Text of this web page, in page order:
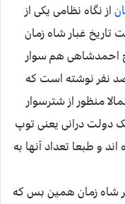
از نگاه نظامی یکی از
تاریخ غبار شاه زمان
احمدشاهی هم سوار
نفر نوشته است که
شترسواره بوده اند . (۸)احتمالا منظور از شترسوار
دولت درانی یعنی توپ
و طبعا تعداد آنها به
شاه زمان همین بس که